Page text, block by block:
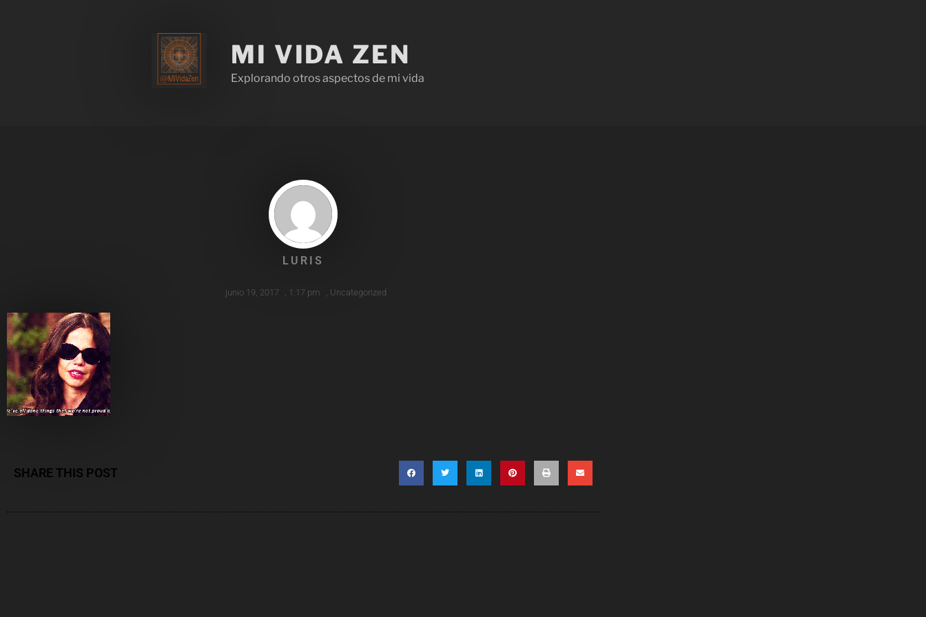
MI VIDA ZEN
Explorando otros aspectos de mi vida
LURIS
junio 19, 2017 , 1:17 pm , Uncategorized
SHARE THIS POST